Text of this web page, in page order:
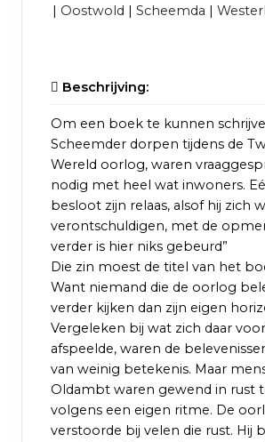
| Oostwold | Scheemda |
Beschrijving:
Om een boek te kunnen
Scheemder dorpen tijdens de
Wereld oorlog, waren
nodig met heel wat inwoners.
besloot zijn relaas, alsof hij zich
verontschuldigen, met de
verder is hier niks gebeurd”
Die zin moest de titel van het
Want niemand die de oorlog
verder kijken dan zijn eigen
Vergeleken bij wat zich daar
afspeelde, waren de
van weinig betekenis. Maar
Oldambt waren gewend in rust
volgens een eigen ritme. De
verstoorde bij velen die rust. Hij